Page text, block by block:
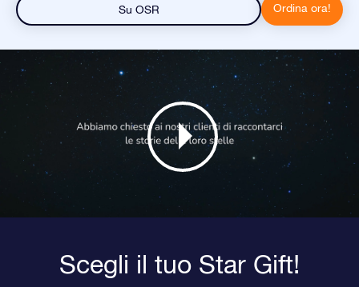
Su OSR Ordina ora!
Scegli il tuo Star Gift!